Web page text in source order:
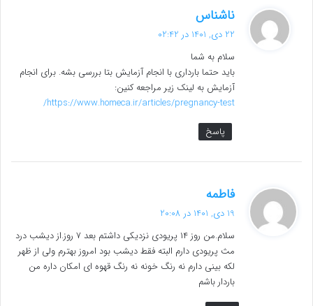
ناشناس
ف
:
22 دی, 1401 در 02:42
سلام به شما
باید حتما بارداری با انجام آزمایش بتا بررسی بشه. برای انجام
آزمایش به لینک زیر مراجعه کنین:
https://www.homeca.ir/articles/pregnancy-test/
پاسخ
فاطمه
:
19 دی, 1401 در 20:08
سلام.من روز ۱۴ پریودی نزدیکی داشتم بعد ۷ روز.از دیشب درد
مث پریودی دارم البته فقط دیشب بود امروز بهترم ولی از ظهر
لکه بینی دارم نه رنگ خونه نه رنگ قهوه ای امکان داره من
باردار باشم